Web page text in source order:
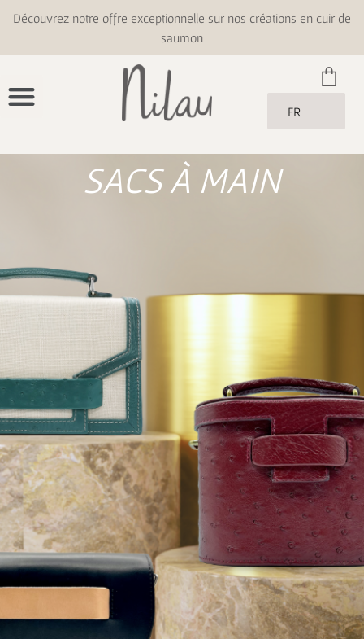
Découvrez notre offre exceptionnelle sur nos créations en cuir de
saumon
FR
SACS À MAIN